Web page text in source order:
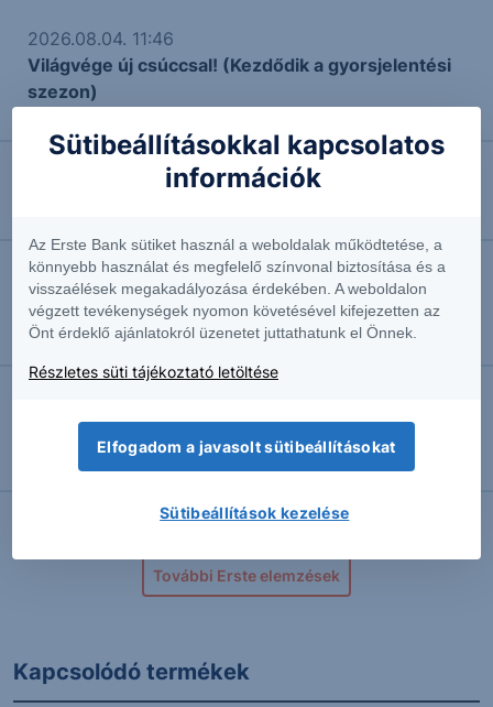
2026.08.04. 11:46
Világvége új csúccsal! (Kezdődik a gyorsjelentési
szezon)
2026.08.04. 10:59
2026.08.03. 16:29
ALTEO: Javulást hozott a második negyedév
Vezető elemző
Ezért értsd meg, szeretem őt - Európai piaci
kitekintő
További Erste elemzések
Kapcsolódó termékek
Sütibeállításokkal kapcsolatos
információk
Az Erste Bank sütiket használ a weboldalak működtetése, a
könnyebb használat és megfelelő színvonal biztosítása és a
visszaélések megakadályozása érdekében. A weboldalon
végzett tevékenységek nyomon követésével kifejezetten az
Önt érdeklő ajánlatokról üzenetet juttathatunk el Önnek.
Részletes süti tájékoztató letöltése
Elfogadom a javasolt sütibeállításokat
Sütibeállítások kezelése